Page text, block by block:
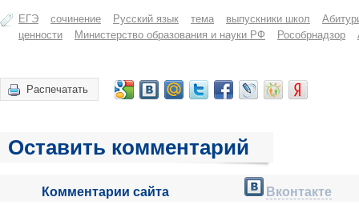
ЕГЭ сочинение Русский язык тема выпускники школ
ценности
Министерство образования и науки РФ Рособрнадзор
Распечатать
Оставить комментарий
Комментарии сайта Вконтакте